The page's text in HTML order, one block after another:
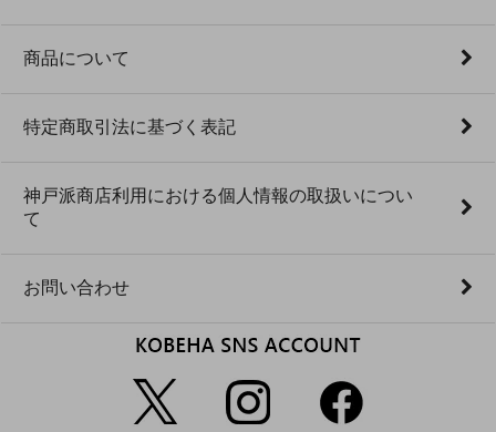
商品について
特定商取引法に基づく表記
神戸派商店利用における個人情報の取扱いについ
て
お問い合わせ